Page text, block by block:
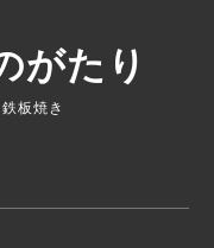
がたり
板焼き